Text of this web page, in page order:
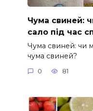
Чума свиней:
сало під час
Чума свиней: чи
чума свиней?
0 81